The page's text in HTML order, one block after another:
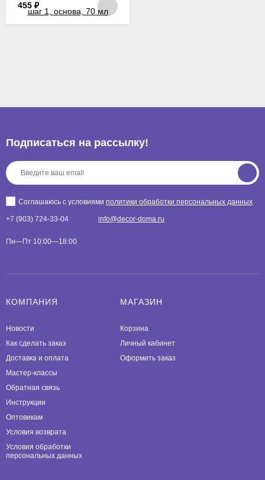
455 ₽
Подписаться на рассылкy!
Соглашаюсь с условиями политики обработки персональных данных
+7 (903) 724-33-04 info@decor-doma.ru
Пн—Пт 10:00—18:00
КОМПАНИЯ
Новости
Как сделать заказ
Доставка и оплата
Мастер-классы
Обратная связь
Инструкции
Оптовикам
Условия возврата
Условия обработки
персональных данных
МАГАЗИН
Корзина
Личный кабинет
Оформить заказ